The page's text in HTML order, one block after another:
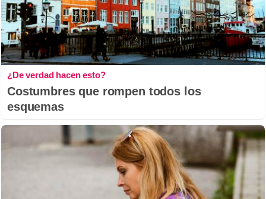
¿De verdad hacen esto?
Costumbres que rompen todos los
esquemas